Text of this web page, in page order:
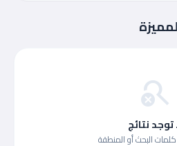
search_off
توجد نتائج
البحث أو المنطقة